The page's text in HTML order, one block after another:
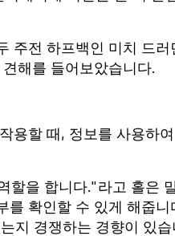
주전 하프백인 미치 드
해를 들어보았습니다.
용할 때, 정보를 사용하
할을 합니다."라고 홀은
확인할 수 있게 해줍
지 경쟁하는 경향이 있